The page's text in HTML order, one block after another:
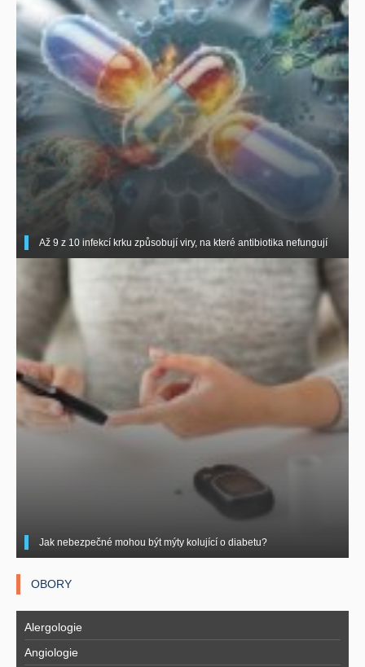
Až 9 z 10 infekcí krku způsobují viry, na které antibiotika nefungují
Jak nebezpečné mohou být mýty kolující o diabetu?
OBORY
Alergologie
Angiologie